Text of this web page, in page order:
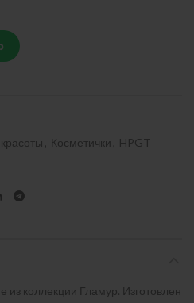
Косметички
HPGT
из коллекции Гламур. Изготовлен